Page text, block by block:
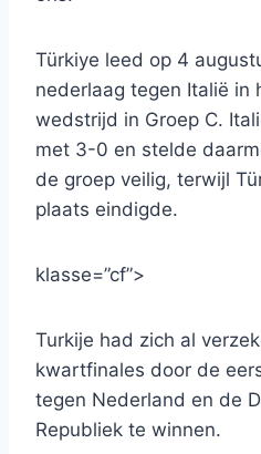
Türkiye leed op 4
nederlaag tegen Italië in
wedstrijd in Groep C.
met 3-0 en stelde
de groep veilig, terwijl
plaats eindigde.
klasse=”cf”>
Turkije had zich al
kwartfinales door de
tegen Nederland en de
Republiek te winnen.